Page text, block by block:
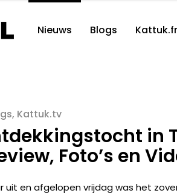
Nieuws Blogs
, Kattuk.tv
in
Foto’s en
uit en afgelopen vrijdag was het